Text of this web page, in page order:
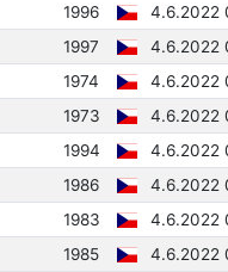
1996
4.6.2022
1997
4.6.2022
1974
4.6.2022
1973
4.6.2022
1994
4.6.2022
1986
4.6.2022
1983
4.6.2022
1985
4.6.2022